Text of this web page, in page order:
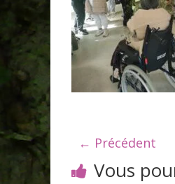
← Précédent
Vous